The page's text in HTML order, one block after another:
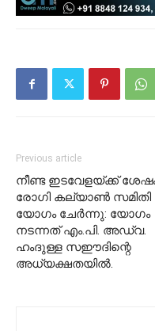
Previous article
നീണ്ട ഇടവേളയ്ക്ക്
രോഗി കല്യാൺ സമിതി
യോഗം ചേർന്നു: യോഗം
നടന്നത് എം.പി. അഡ്വ.
ഹംദുള്ള സഈദിന്റെ
അധ്യക്ഷതയിൽ.